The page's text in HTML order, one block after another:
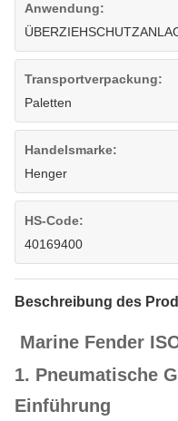
Anwendung:
Transportverpackung:
Paletten
Handelsmarke:
Henger
HS-Code:
40169400
Beschreibung des
Marine Fender
1. Pneumatische
Einführung